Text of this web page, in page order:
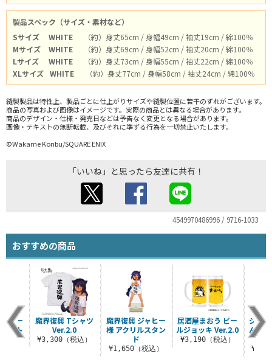
製品スペック（サイズ・素材など）
Sサイズ
WHITE
（約）身丈65cm / 身幅49cm / 袖丈19cm / 綿100％
Mサイズ
WHITE
（約）身丈69cm / 身幅52cm / 袖丈20cm / 綿100％
Lサイズ
WHITE
（約）身丈73cm / 身幅55cm / 袖丈22cm / 綿100％
XLサイズ WHITE （約）身丈77cm / 身幅58cm / 袖丈24cm / 綿100％
縫製製品は特性上、製品ごとに仕上がりサイズや縫製位置に若干のずれがございます。
商品の写真および画像はイメージです。実際の商品とは異なる場合があります。
商品のデザイン・仕様・発売日などは予告なく変更となる場合があります。
画像・テキストの無断転載、及びそれに準ずる行為を一切禁止いたします。
©Wakame Konbu/SQUARE ENIX
「いいね」と思ったら友達に共有！
4549970486996 / 9716-1033
おすすめの商品
魔界復興 ジャヒー
様 アクリルスタン
ド
¥1,650（税込）
居酒屋まおう ビー
ルジョッキ Ver.2.0
¥3,190（税込）
ジャ
ん...
まー
ート
込）
魔界復興 Tシャツ
Ver.2.0
¥3,300（税込）